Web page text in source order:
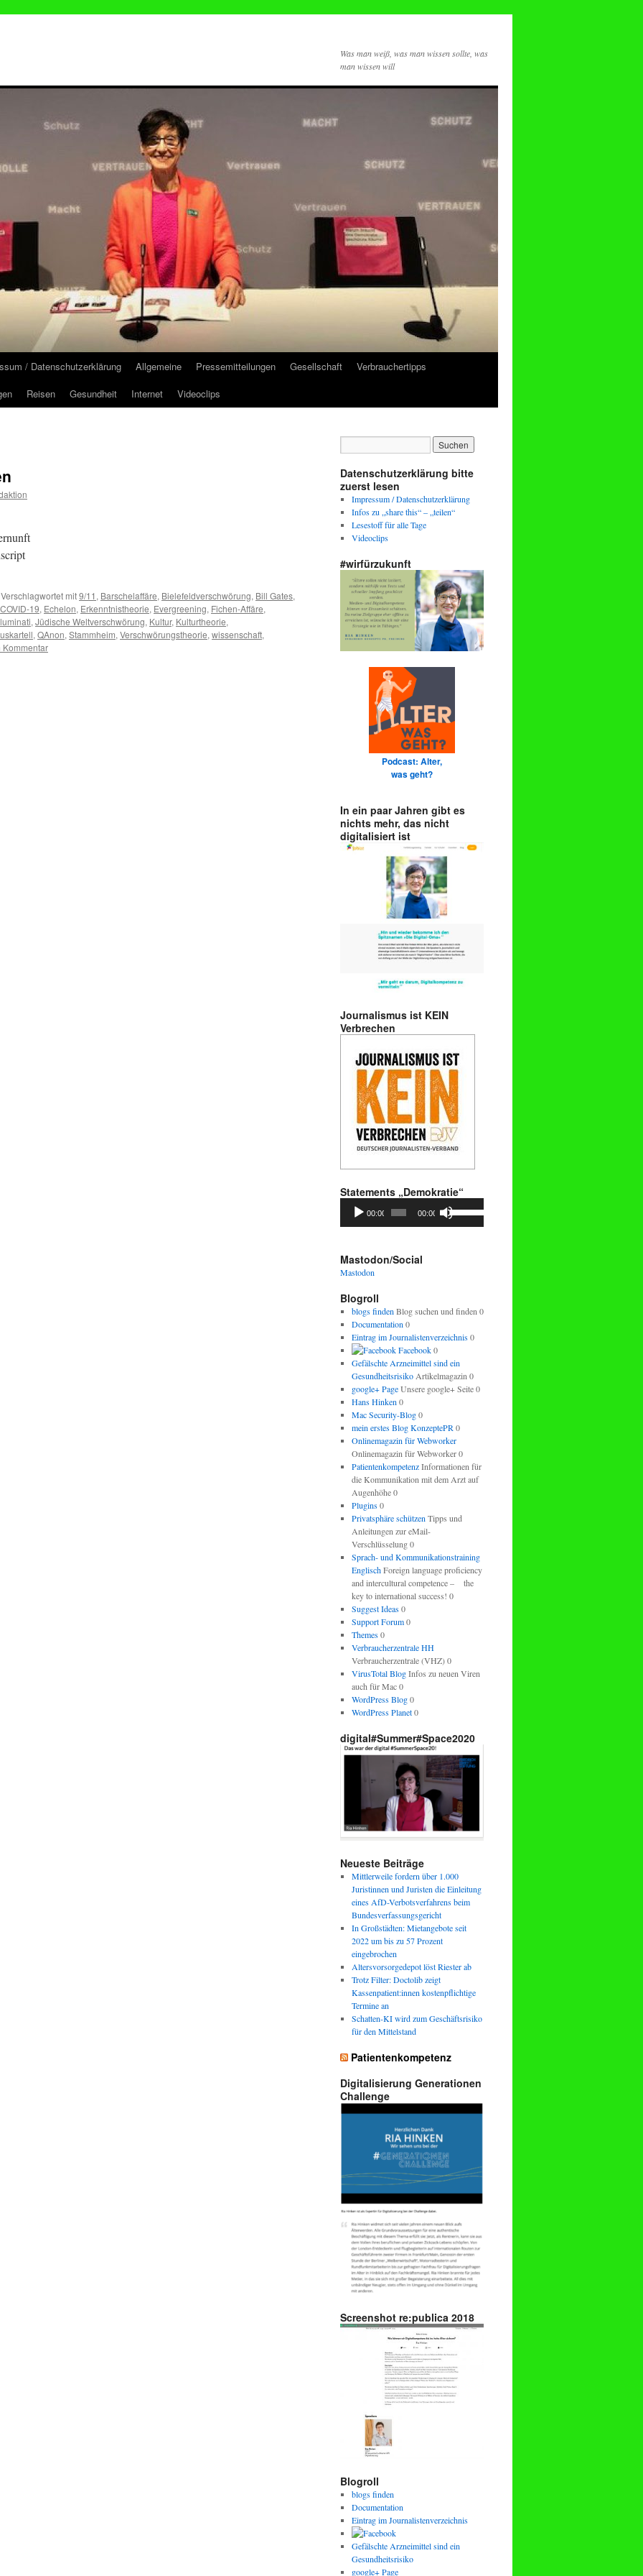
Was man weiß, was man wissen sollte, was
man wissen will
/ Datenschutzerklärung Allgemeine Pressemitteilungen Gesellschaft
Verbrauchertipps
Reisen Gesundheit Internet Videoclips
Verschlagwortet mit9/11 , Barschelaffäre, Bielefeldverschwörung, Bill Gates,
COVID-19, Echelon, Erkenntnistheorie, Evergreening, Fichen-Affäre,
, Jüdische Weltverschwörung, Kultur, Kulturtheorie,
, QAnon, Stammheim, Verschwörungstheorie, wissenschaft,
Datenschutzerklärung bitte
zuerst lesen
Impressum / Datenschutzerklärung
Infos zu „share this“ – „teilen“
Lesestoff für alle Tage
Videoclips
#wirfürzukunft
Podcast: Alter,
was geht?
In ein paar Jahren gibt es
nichts mehr, das nicht
digitalisiert ist
Journalismus ist KEIN
Verbrechen
Statements „Demokratie“
Audio-
Player
00:00 00:00
Hoch/Runter
benutzen,
Mastodon/Social
Mastodon
Blogroll
blogs finden Blog suchen und finden 0
Documentation 0
Eintrag im Journalistenverzeichnis0
Facebook0
Gefälschte Arzneimittel sind ein
GesundheitsrisikoArtikelmagazin 0
google+ PageUnsere google+ Seite 0
Hans Hinken 0
Mac Security-Blog0
mein erstes Blog KonzeptePR 0
Onlinemagazin für Webworker
Onlinemagazin für Webworker 0
PatientenkompetenzInformationen für
die Kommunikation mit dem Arzt auf
Augenhöhe 0
Plugins0
Privatsphäre schützen Tipps und
Anleitungen zur eMail-
Verschlüsselung 0
Sprach- und Kommunikationstraining
EnglischForeign language proficiency
and intercultural competence – the
key to international success! 0
Suggest Ideas0
Support Forum0
Themes0
Verbraucherzentrale HH
Verbraucherzentrale (VHZ) 0
VirusTotal BlogInfos zu neuen Viren
auch für Mac 0
WordPress Blog0
WordPress Planet0
digital#Summer#Space2020
Neueste Beiträge
Mittlerweile fordern über 1.000
Juristinnen und Juristen die Einleitung
eines AfD-Verbotsverfahrens beim
Bundesverfassungsgericht
In Großstädten: Mietangebote seit
2022 um bis zu 57 Prozent
eingebrochen
Altersvorsorgedepot löst Riester ab
Trotz Filter: Doctolib zeigt
Kassenpatient:innen kostenpflichtige
Termine an
Schatten-KI wird zum Geschäftsrisiko
für den Mittelstand
Patientenkompetenz
Digitalisierung Generationen
Challenge
Screenshot re:publica 2018
Blogroll
blogs finden
Documentation
Eintrag im Journalistenverzeichnis
Gefälschte Arzneimittel sind ein
Gesundheitsrisiko
google+ Page